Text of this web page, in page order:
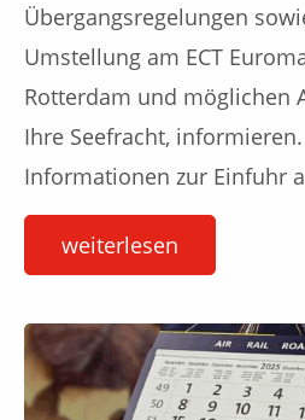
Übergangsregelungen
Umstellung am ECT
Rotterdam und möglichen
Ihre Seefracht,
Informationen zur Einfuhr
weiterlesen